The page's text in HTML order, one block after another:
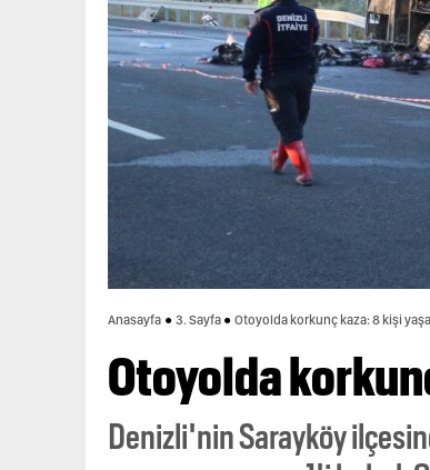
Anasayfa 3. Sayfa Otoyolda korkunç kaza: 8 kişi
Otoyolda
Denizli'nin Sarayköy